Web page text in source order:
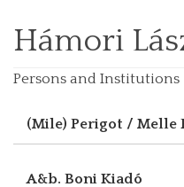
Hámori
Persons and Institutions
(Mile) Perigot / Melle
A&b. Boni Kiadó